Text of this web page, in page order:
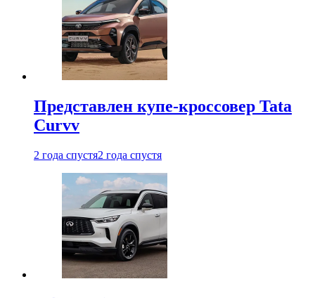
Представлен купе-кроссовер Tata
Curvv
2 года спустя2 года спустя